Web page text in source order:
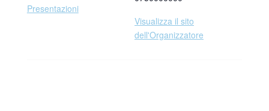
Presentazioni
Visualizza il sito
dell'Organizzatore